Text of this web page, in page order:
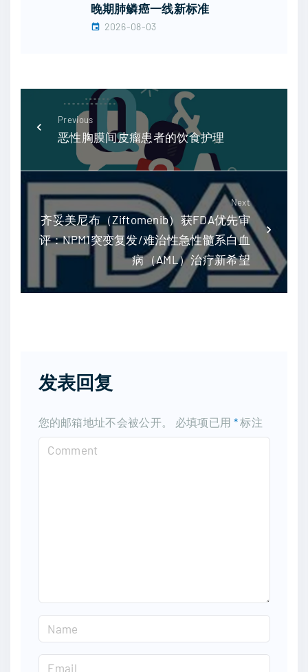
晚期肺鳞癌一线新标准
2026-08-03
Previous
恶性胸膜间皮瘤患者的饮食护理
Next
齐妥美尼布（Ziftomenib）获FDA优先审
评：NPM1突变复发/难治性急性髓系白血
病（AML）治疗新希望
发表回复
您的邮箱地址不会被公开。 必填项已用 *标注
a